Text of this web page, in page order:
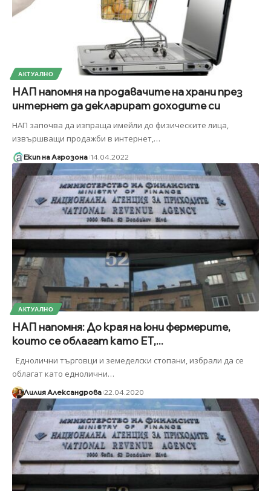
АКТУАЛНО
НАП напомня на продавачите на храни през
интернет да декларират доходите си
НАП започва да изпраща имейли до физическите лица,
извършващи продажби в интернет,…
Екип на Агрозона 14.04.2022
АКТУАЛНО
НАП напомня: До края на юни фермерите,
които се облагат като ЕТ,...
Еднолични търговци и земеделски стопани, избрали да се
облагат като еднолични…
Лилия Александрова 22.04.2020